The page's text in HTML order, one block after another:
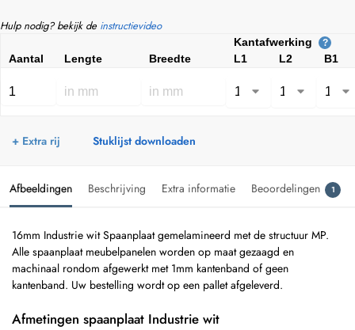
Hulp nodig? bekijk de instructievideo
Kantafwerking ?
Aantal Lengte Breedte L1 L2 B1
+ Extra rij Stuklijst downloaden
Afbeeldingen Beschrijving Extra informatie Beoordelingen 1
16mm Industrie wit Spaanplaat gemelamineerd met de structuur MP.
Alle spaanplaat meubelpanelen worden op maat gezaagd en
machinaal rondom afgewerkt met 1mm kantenband of geen
kantenband. Uw bestelling wordt op een pallet afgeleverd.
Afmetingen spaanplaat Industrie wit